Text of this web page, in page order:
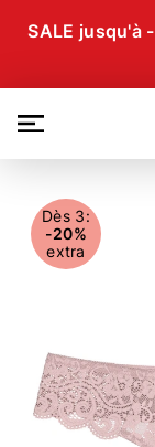
SALE jusqu'à
Dès 3:
-20%
extra